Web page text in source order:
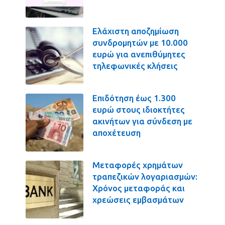
Ελάχιστη αποζημίωση
συνδρομητών με 10.000
ευρώ για ανεπιθύμητες
τηλεφωνικές κλήσεις
Επιδότηση έως 1.300
ευρώ στους ιδιοκτήτες
ακινήτων για σύνδεση με
αποχέτευση
Μεταφορές χρημάτων
τραπεζικών λογαριασμών:
Χρόνος μεταφοράς και
χρεώσεις εμβασμάτων